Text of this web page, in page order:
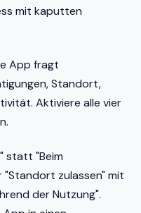
mit kaputten
App fragt
Standort,
Aktiviere alle vier
statt "Beim
zulassen" mit
der Nutzung".